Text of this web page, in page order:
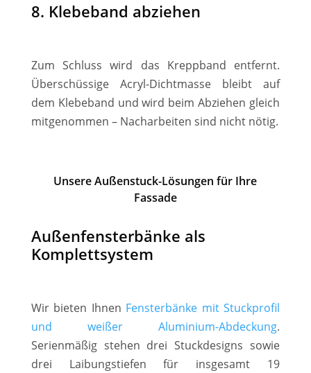
8. Klebeband abziehen
Zum Schluss wird das Kreppband entfernt.
Überschüssige Acryl-Dichtmasse bleibt auf
dem Klebeband und wird beim Abziehen gleich
mitgenommen – Nacharbeiten sind nicht nötig.
Unsere Außenstuck-Lösungen für Ihre
Fassade
Außenfensterbänke als
Komplettsystem
Wir bieten Ihnen Fensterbänke mit Stuckprofil
und weißer Aluminium-Abdeckung.
Serienmäßig stehen drei Stuckdesigns sowie
drei Laibungstiefen für insgesamt 19